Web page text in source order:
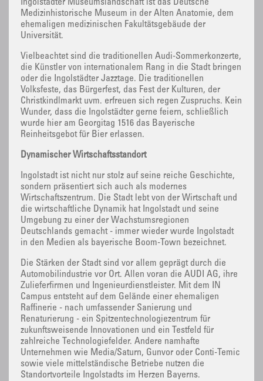
Ingolstädter Museumslandschaft ist das Deutsche
Medizinhistorische Museum in der Alten Anatomie, dem
ehemaligen medizinischen Fakultätsgebäude der
Universität.
Vielbeachtet sind die traditionellen Audi-Sommerkonzerte,
die Künstler von internationalem Rang in die Stadt bringen
oder die Ingolstädter Jazztage. Die traditionellen
Volksfeste, das Bürgerfest, das Fest der Kulturen, der
Christkindlmarkt uvm. erfreuen sich regen Zuspruchs. Kein
Wunder, dass die Ingolstädter gerne feiern, schließlich
wurde hier am Georgitag 1516 das Bayerische
Reinheitsgebot für Bier erlassen.
Dynamischer Wirtschaftsstandort
Ingolstadt ist nicht nur stolz auf seine reiche Geschichte,
sondern präsentiert sich auch als modernes
Wirtschaftszentrum. Die Stadt lebt von der Wirtschaft und
die wirtschaftliche Dynamik hat Ingolstadt und seine
Umgebung zu einer der Wachstumsregionen
Deutschlands gemacht - immer wieder wurde Ingolstadt
in den Medien als bayerische Boom-Town bezeichnet.
Die Stärken der Stadt sind vor allem geprägt durch die
Automobilindustrie vor Ort. Allen voran die AUDI AG, ihre
Zulieferfirmen und Ingenieurdienstleister. Mit dem IN
Campus entsteht auf dem Gelände einer ehemaligen
Raffinerie - nach umfassender Sanierung und
Renaturierung - ein Spitzentechnologiezentrum für
zukunftsweisende Innovationen und ein Testfeld für
zahlreiche Technologiefelder. Andere namhafte
Unternehmen wie Media/Saturn, Gunvor oder Conti-Temic
sowie viele mittelständische Betriebe nutzen die
Standortvorteile Ingolstadts im Herzen Bayerns.